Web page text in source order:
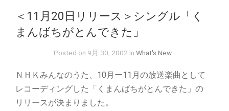
＜11月20日リリース＞シングル「く
まんばちがとんできた」
Posted on 9月 30, 2002 in What's New
ＮＨＫみんなのうた、10月ー11月の放送楽曲として
レコーディングした「くまんばちがとんできた」の
リリースが決まりました。